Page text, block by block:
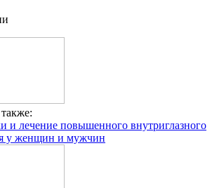
и лечение повышенного внутриглазного
у женщин и мужчин